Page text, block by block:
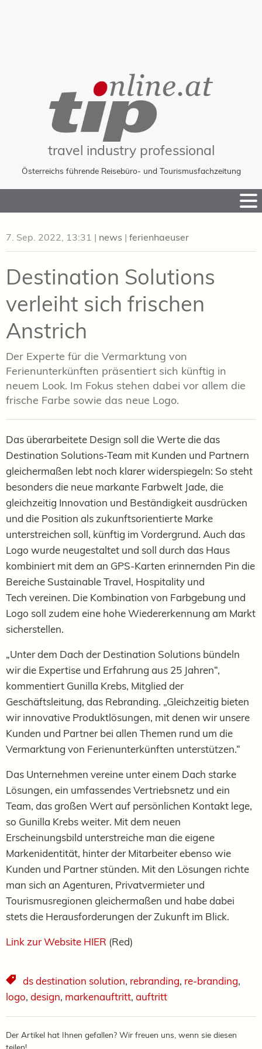
travel industry professional
Österreichs führende Reisebüro- und Tourismusfachzeitung
to
7. Sep. 2022, 13:31 | news | ferienhaeuser
Destination Solutions
verleiht sich frischen
Anstrich
Der Experte für die Vermarktung von
Ferienunterkünften präsentiert sich künftig in
neuem Look. Im Fokus stehen dabei vor allem die
frische Farbe sowie das neue Logo.
Das überarbeitete Design soll die Werte die das
Destination Solutions-Team mit Kunden und Partnern
gleichermaßen lebt noch klarerwiderspiegeln: So steht
besonders die neue markante Farbwelt Jade, die
gleichzeitig Innovation und Beständigkeit ausdrücken
und die Position als zukunftsorientierte Marke
unterstreichen soll, künftig im Vordergrund. Auch das
Logo wurde neugestaltet und soll durch das Haus
kombiniert mit dem an GPS-Karten erinnernden Pin die
Bereiche Sustainable Travel, Hospitality und
Tech vereinen. Die Kombination von Farbgebung und
Logo soll zudem eine hohe Wiedererkennung am Markt
sicherstellen.
„Unter dem Dach der Destination Solutions bündeln
wir die Expertise und Erfahrung aus 25 Jahren“,
kommentiert Gunilla Krebs, Mitglied der
Geschäftsleitung, das Rebranding. „Gleichzeitig bieten
wir innovative Produktlösungen, mit denen wir unsere
Kunden und Partner bei allen Themen rund um die
Vermarktung von Ferienunterkünften unterstützen.“
Das Unternehmen vereine unter einem Dach starke
Lösungen, ein umfassendes Vertriebsnetz und ein
Team, das großen Wert auf persönlichen Kontakt lege,
so Gunilla Krebs weiter. Mit dem neuen
Erscheinungsbild unterstreiche man die eigene
Markenidentität, hinter der Mitarbeiter ebenso wie
Kunden und Partner stünden. Mit den Lösungen richte
man sich an Agenturen, Privatvermieter und
Tourismusregionen gleichermaßen und habe dabei
stets die Herausforderungen der Zukunft im Blick.
Link zur Website HIER (Red)
ds destination solution, rebranding, re-branding,
logo, design, markenauftritt, auftritt
Der Artikel hat Ihnen gefallen? Wir freuen uns, wenn sie diesen
teilen!